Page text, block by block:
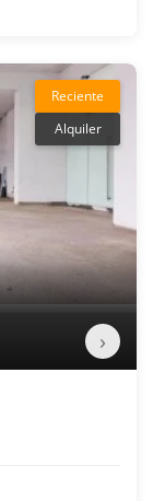
Reciente
Alquiler
›